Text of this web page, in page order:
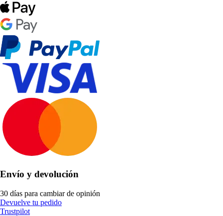
Envío y devolución
30 días para cambiar de opinión
Devuelve tu pedido
Trustpilot